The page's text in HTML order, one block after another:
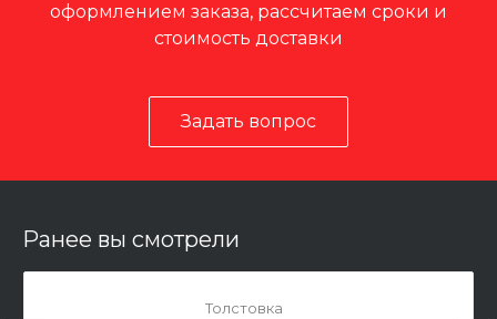
оформлением заказа, рассчитаем сроки и
стоимость доставки
Задать вопрос
Ранее вы смотрели
Толстовка